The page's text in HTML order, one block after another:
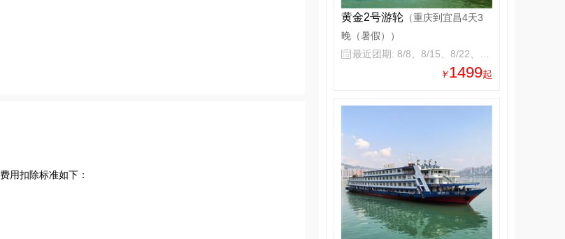
用扣除标准如下：
黄金2号游轮 （重庆到宜昌4天3
晚（暑假））
 最近团期: 8/8、8/15、8/22、8/29
￥1499起